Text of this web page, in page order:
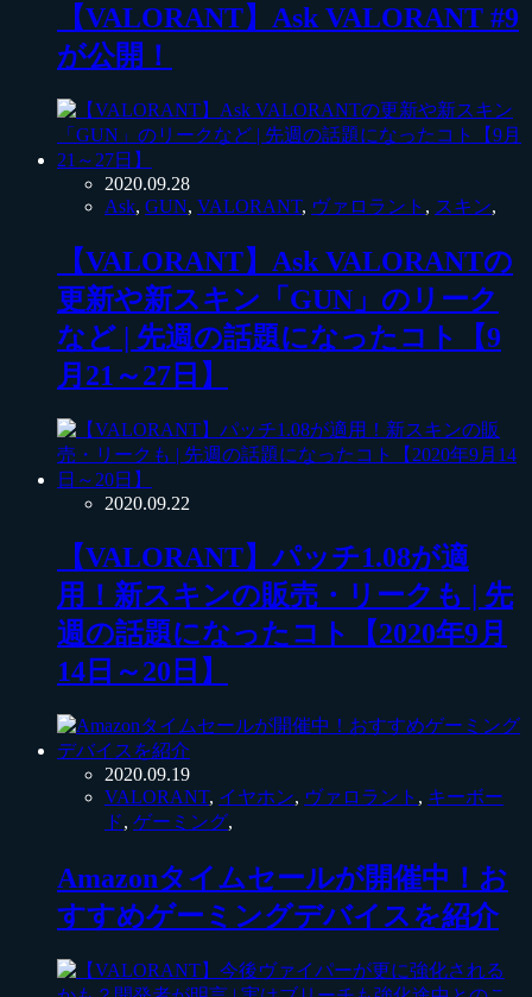
【VALORANT】Ask VALORANT #9
が公開！
2020.09.28
Ask, GUN, VALORANT, ヴァロラント , スキン,
【VALORANT】Ask VALORANTの
更新や新スキン「GUN」のリーク
など | 先週の話題になったコト【9
月21～27日】
2020.09.22
【VALORANT】パッチ1.08が適
用！新スキンの販売・リークも | 先
週の話題になったコト【2020年9月
14日～20日】
2020.09.19
VALORANT, イヤホン, ヴァロラント , キーボー
ド, ゲーミング,
Amazonタイムセールが開催中！お
すすめゲーミングデバイスを紹介